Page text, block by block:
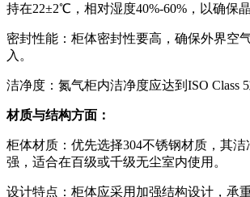
持在22±2℃，相对湿度40%-60%，以确保晶
密封性能：柜体密封性要高，确保外界空
入。
洁净度：氮气柜内洁净度应达到ISO Class 5
材质与结构方面：
柜体材质：优先选择304不锈钢材质，其
强，适合在百级或千级无尘室内使用。
设计特点：柜体应采用加强结构设计，承